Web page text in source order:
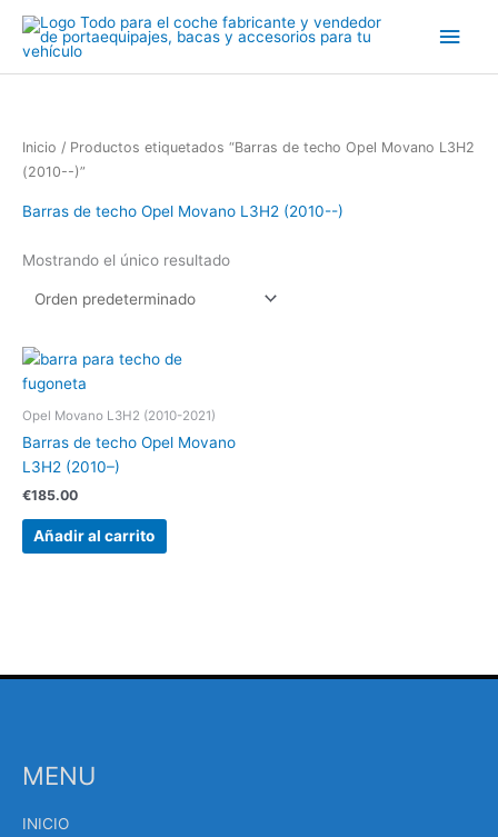
contenido
Inicio / Productos etiquetados “Barras de techo Opel Movano L3H2
(2010--)”
Barras de techo Opel Movano L3H2 (2010--)
Mostrando el único resultado
Opel Movano L3H2 (2010-2021)
Barras de techo Opel Movano
L3H2 (2010–)
€185.00
Añadir al carrito
MENU
INICIO